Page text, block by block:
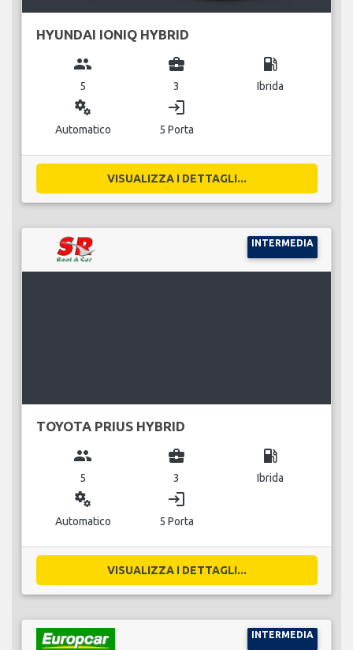
HYUNDAI IONIQ HYBRID
group
5
business_center
3
local_gas_station
Ibrida
miscellaneous_services
Automatico
login
5 Porta
VISUALIZZA I DETTAGLI...
INTERMEDIA
TOYOTA PRIUS HYBRID
group
5
business_center
3
local_gas_station
Ibrida
miscellaneous_services
Automatico
login
5 Porta
VISUALIZZA I DETTAGLI...
INTERMEDIA